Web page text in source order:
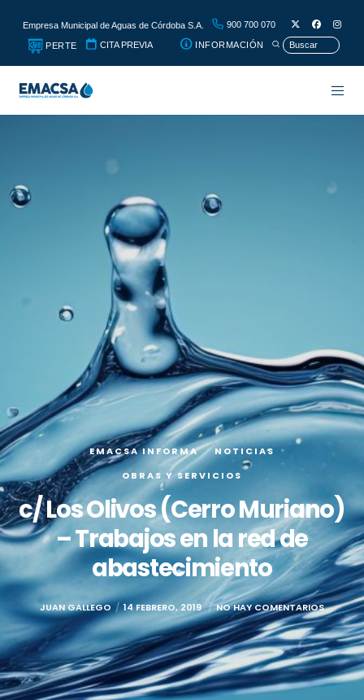
Empresa Municipal de Aguas de Córdoba S.A. 900 700 070
PERTE CITA PREVIA INFORMACIÓN
EMACSA INFORMA
NOTICIAS
OBRAS Y SERVICIOS
c/ Los Olivos (Cerro Muriano)
– Trabajos en la red de
abastecimiento
JUAN GALLEGO 14 FEBRERO, 2019 NO HAY COMENTARIOS